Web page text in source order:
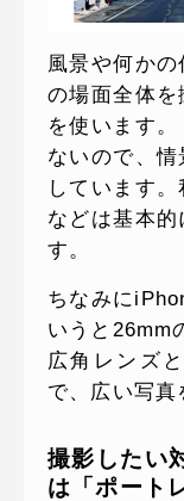
風景や何か
の場面全体
を使います
ないので、
しています
などは基本
す。
ちなみに
いうと26mm
広角レンズ
で、広い写真
撮影したい
は「ポート